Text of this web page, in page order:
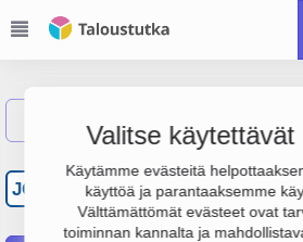
Valitse käytettävät
Käytämme evästeitä
käyttöä ja parantaaksemme
Välttämättömät evästeet ovat
toiminnan kannalta ja
JO
Järvi-
Osuuspankki